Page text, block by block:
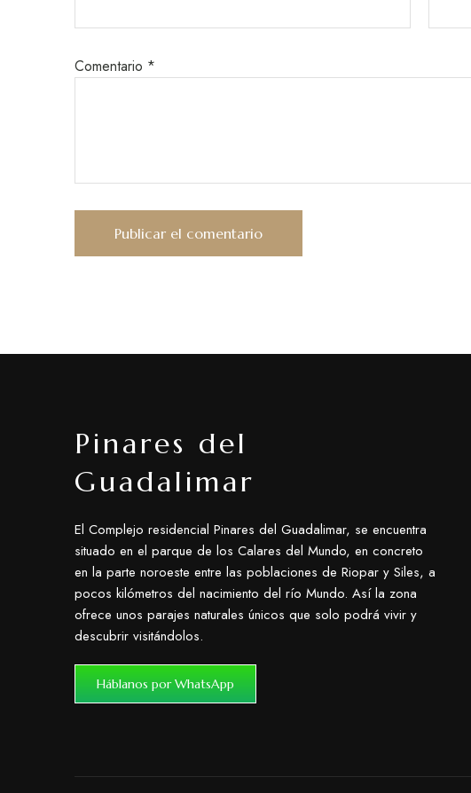
Comentario *
Pinares del
Guadalimar
El Complejo residencial Pinares del Guadalimar, se encuentra
situado en el parque de los Calares del Mundo, en concreto
en la parte noroeste entre las poblaciones de Riopar y Siles, a
pocos kilómetros del nacimiento del río Mundo. Así la zona
ofrece unos parajes naturales únicos que solo podrá vivir y
descubrir visitándolos.
Háblanos por WhatsApp